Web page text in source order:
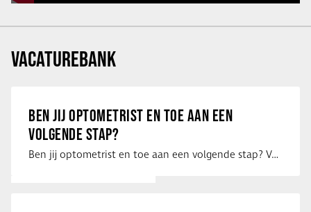
VACATUREBANK
BEN JIJ OPTOMETRIST EN TOE AAN EEN
VOLGENDE STAP?
Ben jij optometrist en toe aan een volgende stap? Voor een optiekketen is Eye …